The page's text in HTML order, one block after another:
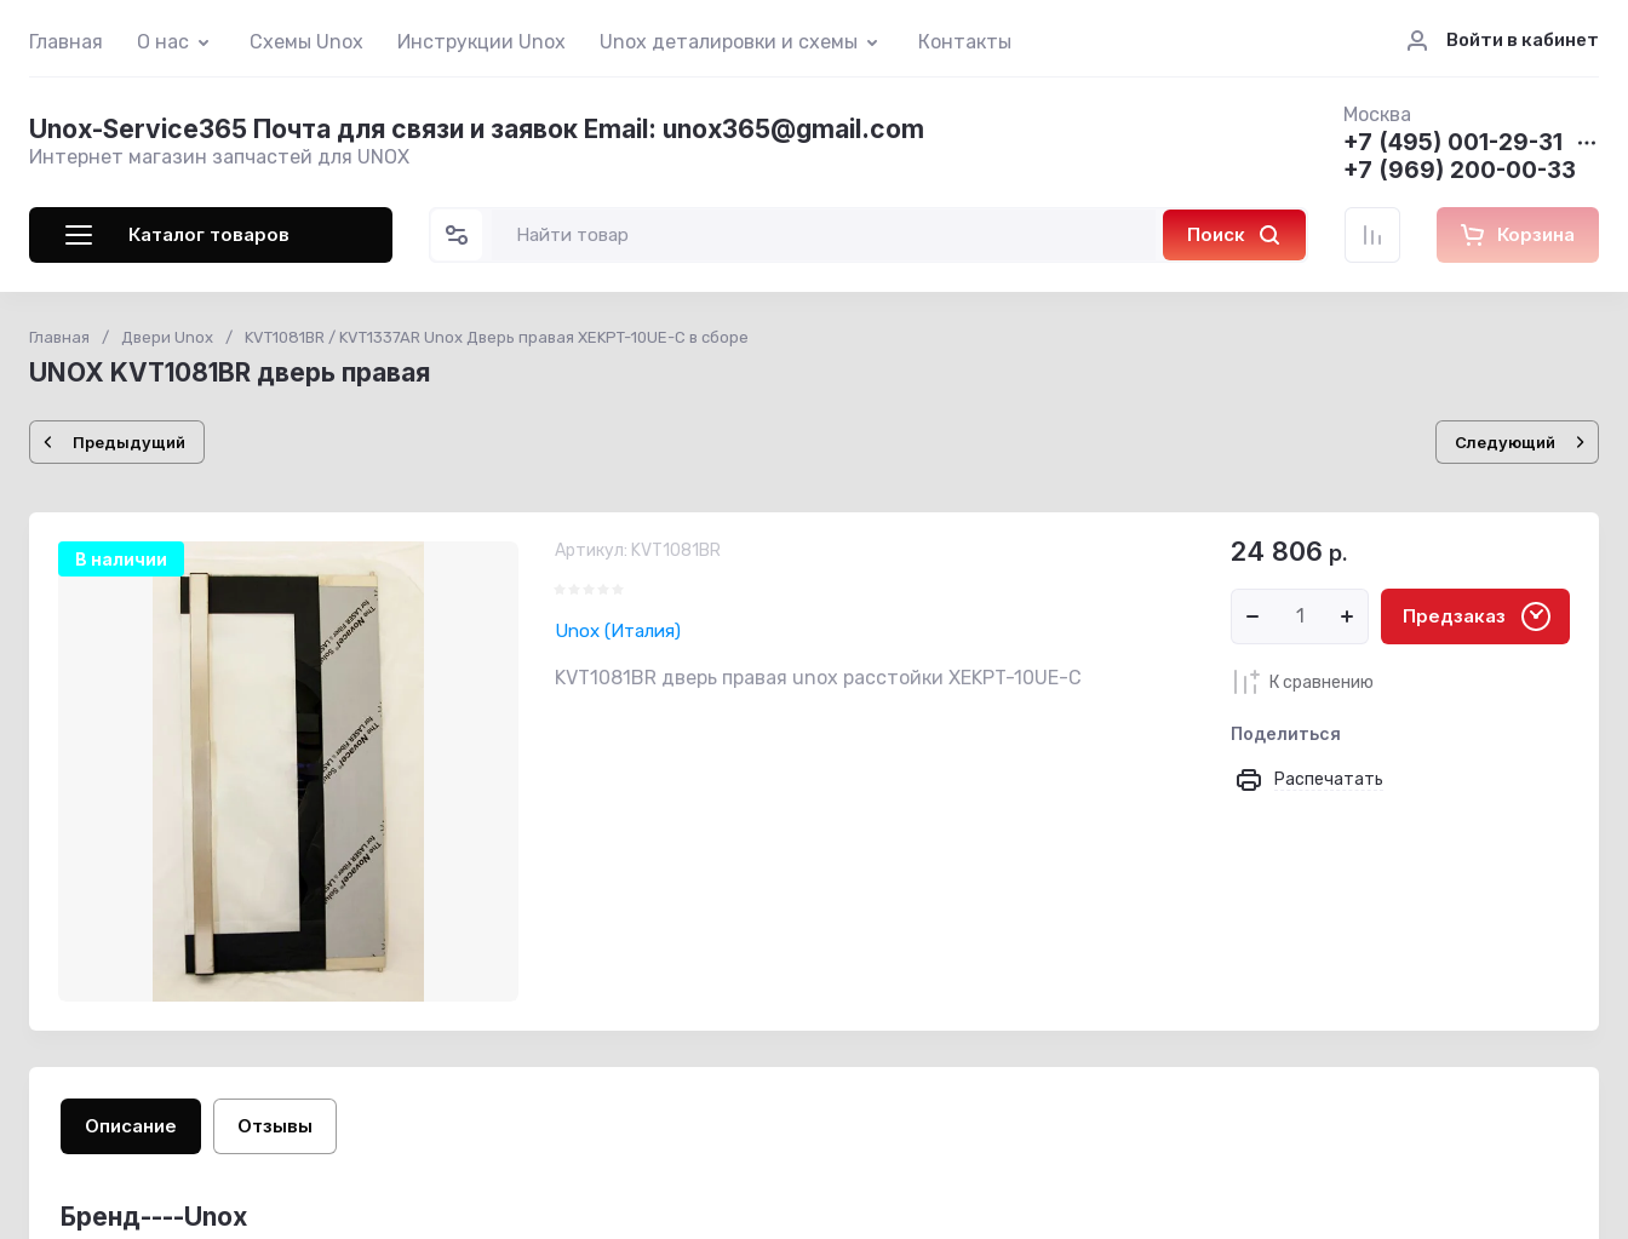
Главная О нас Схемы Unox Инструкции Unox Unox деталировки и схемы Контакты Войти в кабинет
Unox-Service365 Почта для связи и заявок Email: unox365@gmail.com
Интернет магазин запчастей для UNOX
Москва
+7 (495) 001-29-31
+7 (969) 200-00-33
Каталог товаров Поиск Корзина
Главная / Двери Unox / KVT1081BR / KVT1337AR Unox Дверь правая XEKPT-10UE-C в сборе
UNOX KVT1081BR дверь правая
Предыдущий Следующий
В наличии Артикул: KVT1081BR
Unox (Италия)
KVT1081BR дверь правая unox расстойки XEKPT-10UE-C
24 806 р.
Предзаказ
К сравнению
Поделиться
Распечатать
Описание Отзывы
Бренд----Unox